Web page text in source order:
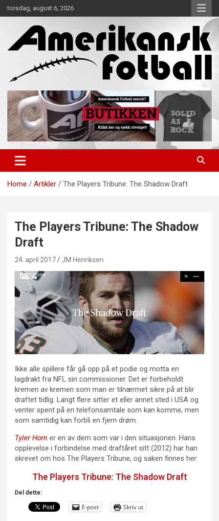
Skip
to
torsdag, august 6, 2026
Amerikansk Fotball
Home Artikler The Players Tribune: The Shadow Draft
The Players Tribune: The Shadow
Draft
24. april 2017 JM Henriksen
Ikke alle spillere får gå opp på et podie og motta en
lagdrakt fra NFL sin commissioner. Det er forbeholdt
kremen av kremen som man er tilnærmet sikre på at blir
draftet tidlig. Langt flere sitter et eller annet sted i USA og
venter spent på en telefonsamtale som kan komme, men
som samtidig kan forbli en fjern drøm.
Tyler Horn er en av dem som var i den situasjonen. Hans
opplevelse i forbindelse med draftåret sitt (2012) har han
skrevet om hos The Players Tribune, og saken finnes her:
The Players Tribune: The Shadow Draft
Del dette:
E-post Skriv ut